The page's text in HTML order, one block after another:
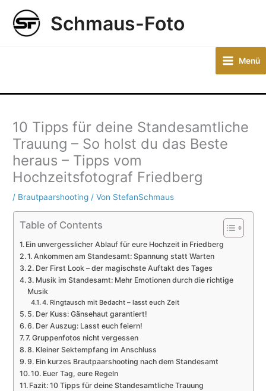
Inhalt
springen
Schmaus-Foto
Menü
10 Tipps für deine Standesamtliche
Trauung – So holst du das Beste
heraus – Tipps vom
Hochzeitsfotograf Friedberg
/ Brautpaarshooting / Von StefanSchmaus
Table of Contents
Ein unvergesslicher Ablauf für eure Hochzeit in Friedberg
1. Ankommen am Standesamt: Spannung statt Warten
2. Der First Look – der magischste Auftakt des Tages
3. Musik im Standesamt: Mehr Emotionen durch die richtige
Musik
4. Ringtausch mit Bedacht – lasst euch Zeit
5. Der Kuss: Gänsehaut garantiert!
6. Der Auszug: Lasst euch feiern!
7. Gruppenfotos nicht vergessen
8. Kleiner Sektempfang im Anschluss
9. Ein kurzes Brautpaarshooting nach dem Standesamt
10. Euer Tag, eure Regeln
Fazit: 10 Tipps für deine Standesamtliche Trauung